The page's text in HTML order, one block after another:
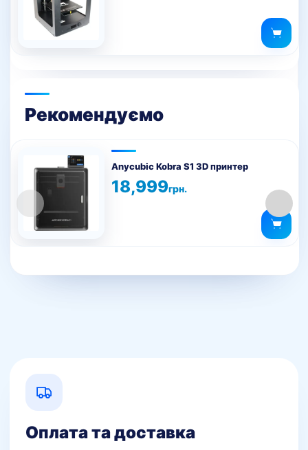
Рекомендуємо
Anycubic Kobra S1 3D принтер
18,999грн.
Оплата та доставка